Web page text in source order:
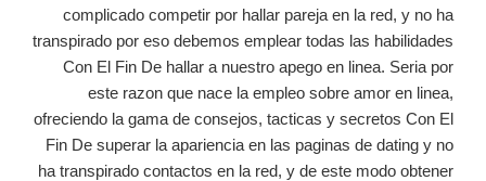
complicado competir por hallar pareja en la red, y no ha
transpirado por eso debemos emplear todas las habilidades
Con El Fin De hallar a nuestro apego en linea. Seri­a por
este razon que nace la empleo sobre amor en linea,
ofreciendo la gama de consejos, tacticas y secretos Con El
Fin De superar la apariencia en las paginas de dating y no
ha transpirado contactos en la red, y de este modo obtener